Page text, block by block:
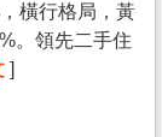
橫行格局，黃
。領先二手住
]